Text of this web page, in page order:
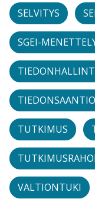
SELVITYS
SGEI-
TUTKIMUS
VALTIONTUKI